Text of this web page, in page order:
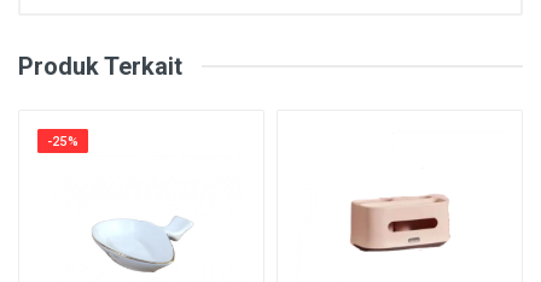
Produk Terkait
-25%